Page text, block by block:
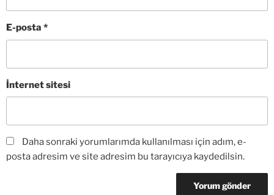
E-posta *
İnternet sitesi
Daha sonraki yorumlarımda kullanılması için adım, e-
posta adresim ve site adresim bu tarayıcıya kaydedilsin.